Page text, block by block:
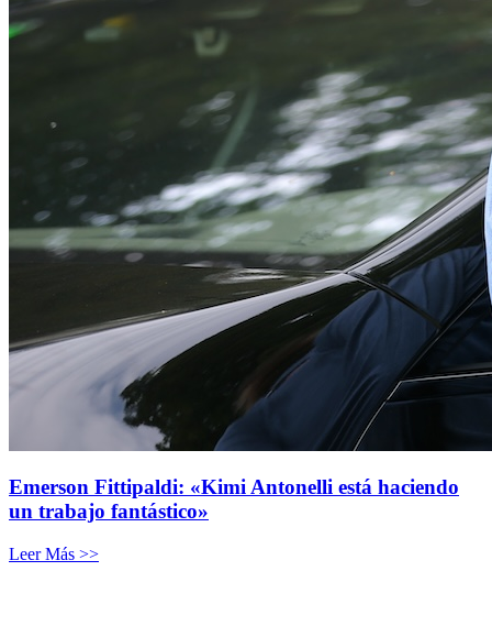
Emerson Fittipaldi: «Kimi Antonelli está haciendo
un trabajo fantástico»
Leer Más >>